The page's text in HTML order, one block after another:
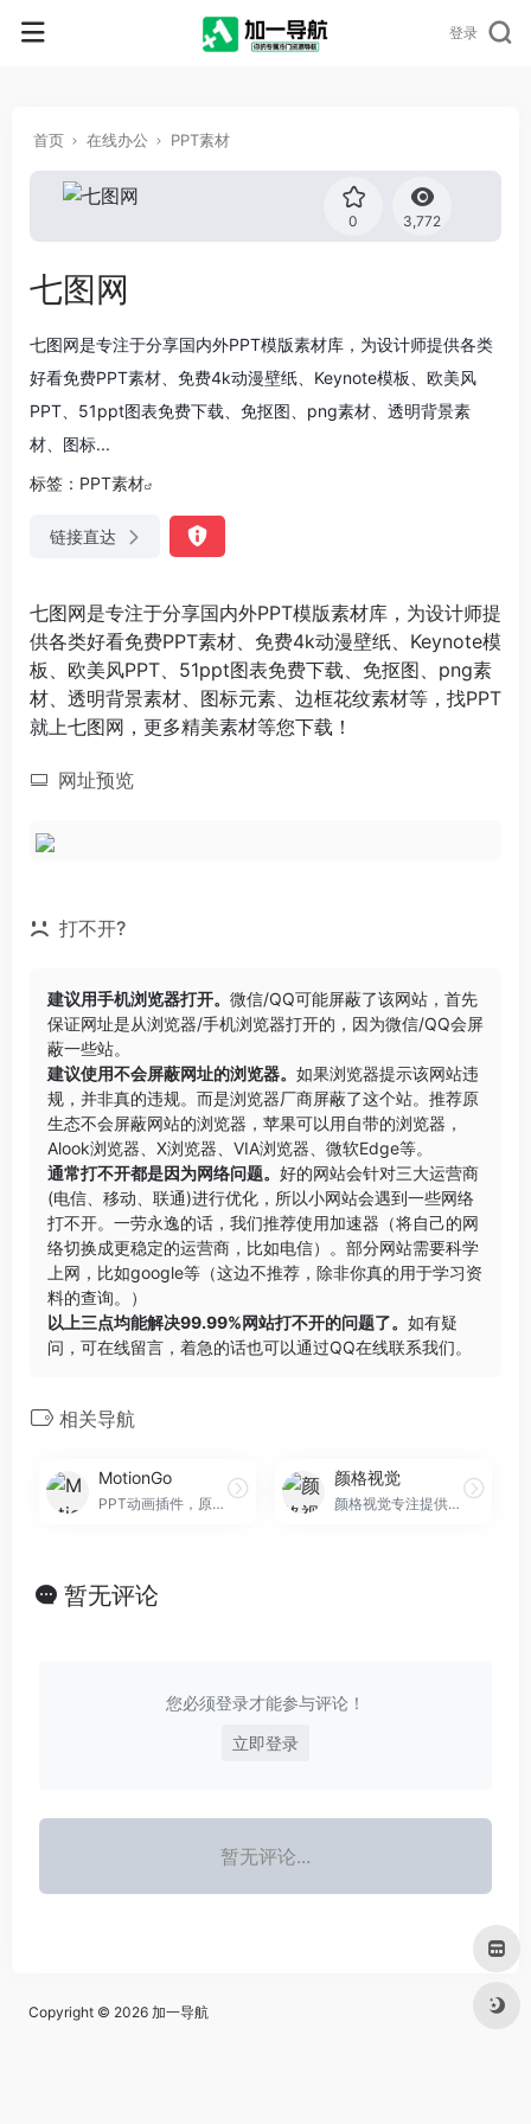
登录
首页 在线办公 PPT素材
0 3,772
七图网
七图网是专注于分享国内外PPT模版素材库，为设计师提供各类
好看免费PPT素材、免费4k动漫壁纸、Keynote模板、欧美风
PPT、51ppt图表免费下载、免抠图、png素材、透明背景素
材、图标...
标签： PPT素材
链接直达
七图网是专注于分享国内外PPT模版素材库，为设计师提
供各类好看免费PPT素材、免费4k动漫壁纸、Keynote模
板、欧美风PPT、51ppt图表免费下载、免抠图、png素
材、透明背景素材、图标元素、边框花纹素材等，找PPT
就上七图网，更多精美素材等您下载！
网址预览
打不开?
建议用手机浏览器打开。 微信/QQ可能屏蔽了该网站，首先
保证网址是从浏览器/手机浏览器打开的，因为微信/QQ会屏
蔽一些站。
建议使用不会屏蔽网址的浏览器。 如果浏览器提示该网站违
规，并非真的违规。而是浏览器厂商屏蔽了这个站。推荐原
生态不会屏蔽网站的浏览器，苹果可以用自带的浏览器，
Alook浏览器
X浏览器 VIA浏览器 微软Edge等。
通常打不开都是因为网络问题。 好的网站会针对三大运营商
(电信、移动、联通)进行优化，所以小网站会遇到一些网络
打不开。一劳永逸的话，我们推荐使用加速器（将自己的网
络切换成更稳定的运营商，比如电信）。部分网站需要科学
上网，比如google等（这边不推荐，除非你真的用于学习资
料的查询。）
以上三点均能解决99.99%网站打不开的问题了。 如有疑
问，可在线留言，着急的话也可以通过QQ在线联系我们。
相关导航
MotionGo
PPT动画插件，原口袋动画插件升级版，一站式智能动画创作神器，让PPT演示表达更高效
颜格视觉
颜格视觉专注提供国外创意广告设计图片素材资源下载的网站！提供包括样机素材,平面素材,UI设计,icon图标,ppt模板,演示文稿,字体下载,图片下载,图片素材,设计模板下载等服务,让每一个专业的设计师都能轻松实现自己的想法。
暂无评论
您必须登录才能参与评论！
立即登录
暂无评论...
Copyright © 2026 加一导航